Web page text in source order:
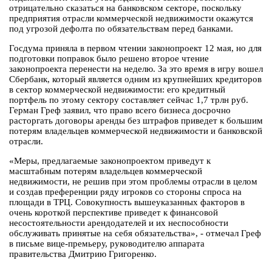
отрицательно сказаться на банковском секторе, поскольку
предприятия отрасли коммерческой недвижимости окажутся
под угрозой дефолта по обязательствам перед банками.
Госдума приняла в первом чтении законопроект 12 мая, но для
подготовки поправок было решено второе чтение
законопроекта перенести на неделю. За это время в игру вошел
Сбербанк, который является одним из крупнейших кредиторов
в сектор коммерческой недвижимости: его кредитный
портфель по этому сектору составляет сейчас 1,7 трлн руб.
Герман Греф заявил, что право всего бизнеса досрочно
расторгать договоры аренды без штрафов приведет к большим
потерям владельцев коммерческой недвижимости и банковской
отрасли.
«Меры, предлагаемые законопроектом приведут к
масштабным потерям владельцев коммерческой
недвижимости, не решив при этом проблемы отрасли в целом
и создав преференции ряду игроков со стороны спроса на
площади в ТРЦ. Совокупность вышеуказанных факторов в
очень короткой перспективе приведет к финансовой
несостоятельности арендодателей и их неспособности
обслуживать принятые на себя обязательства», - отмечал Греф
в письме вице-премьеру, руководителю аппарата
правительства Дмитрию Григоренко.